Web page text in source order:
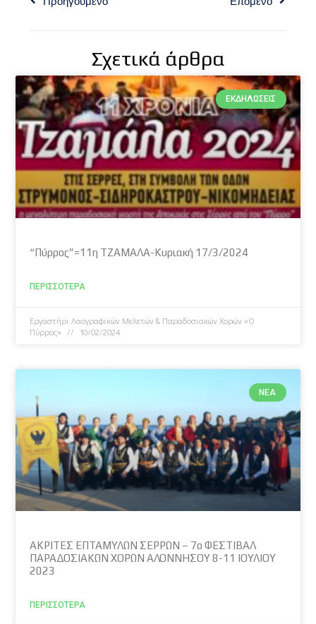
Σχετικά άρθρα
ΕΚΔΗΛΏΣΕΙΣ
“Πύρρος”=11η ΤΖΑΜΑΛΑ-Κυριακή 17/3/2024
ΠΕΡΙΣΣΌΤΕΡΑ
Εργαστήρι Λαογραφικών Μελετών & Παραδοσιακών Χορών «Ο
Πύρρος»
10/02/2024
ΝΈΑ
ΑΚΡΙΤΕΣ ΕΠΤΑΜΥΛΩΝ ΣΕΡΡΩΝ – 7ο ΦΕΣΤΙΒΑΛ
ΠΑΡΑΔΟΣΙΑΚΩΝ ΧΟΡΩΝ ΑΛΟΝΝΗΣΟΥ 8-11 ΙΟΥΛΙΟΥ
2023
ΠΕΡΙΣΣΌΤΕΡΑ